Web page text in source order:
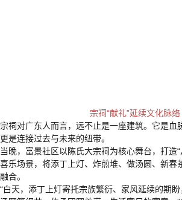
宗祠“献礼”延续文化脉络
宗祠对广东人而言，远不止是一座建筑。它是血
更是连接过去与未来的纽带。
当晚，富景社区以陈氏大宗祠为核心舞台，打造
喜乐场景，将添丁上灯、炸煎堆、做汤圆、新春
融合。
“白天，添丁上灯寄托宗族繁衍、家风延续的期